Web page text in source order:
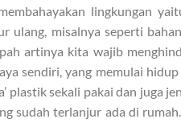
lingkungan
ulang, misalnya seperti
artinya kita wajib
sendiri, yang memulai
plastik sekali pakai dan juga
sudah terlanjur ada di